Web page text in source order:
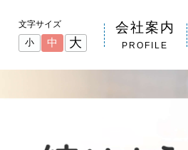
文字サイズ
小 中 大
会社案内
PROFILE